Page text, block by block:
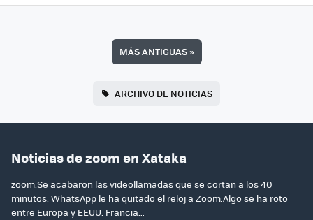
MÁS ANTIGUAS»
ARCHIVO DE NOTICIAS
Noticias de zoom en Xataka
zoom:Se acabaron las videollamadas que se cortan a los 40
minutos: WhatsApp le ha quitado el reloj a Zoom.Algo se ha roto
entre Europa y EEUU: Francia...